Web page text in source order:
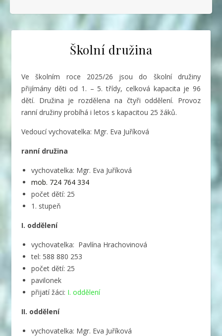
Školní družina
Ve školním roce 2025/26 jsou do školní družiny
přijímány děti od 1. – 5. třídy, celková kapacita je 96
dětí. Družina je rozdělena na čtyři oddělení. Provoz
ranní družiny probíhá i letos s kapacitou 25 žáků.
Vedoucí vychovatelka: Mgr. Eva Juříková
ranní družina
vychovatelka: Mgr. Eva Juříková
mob. 724 764 334
počet dětí: 25
1. stupeň
I. oddělení
vychovatelka: Pavlína Hrachovinová
tel: 588 880 253
počet dětí: 25
pavilonek
přijatí žáci: I. oddělení
II. oddělení
vychovatelka: Mgr. Eva Juříková